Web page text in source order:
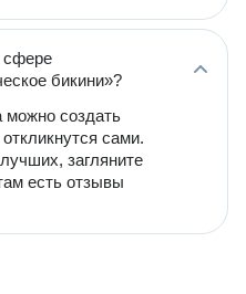
сфере
бикини»?
можно создать
сами.
загляните
есть отзывы